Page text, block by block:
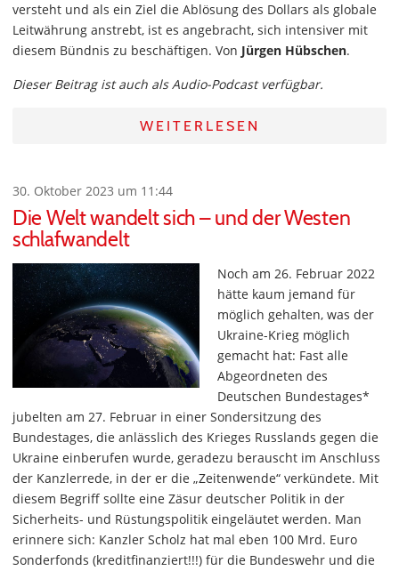
versteht und als ein Ziel die Ablösung des Dollars als globale
Leitwährung anstrebt, ist es angebracht, sich intensiver mit
diesem Bündnis zu beschäftigen. Von Jürgen Hübschen.
Dieser Beitrag ist auch als Audio-Podcast verfügbar.
WEITERLESEN
30. Oktober 2023 um 11:44
Die Welt wandelt sich – und der Westen
schlafwandelt
Noch am 26. Februar 2022
hätte kaum jemand für
möglich gehalten, was der
Ukraine-Krieg möglich
gemacht hat: Fast alle
Abgeordneten des
Deutschen Bundestages*
jubelten am 27. Februar in einer Sondersitzung des
Bundestages, die anlässlich des Krieges Russlands gegen die
Ukraine einberufen wurde, geradezu berauscht im Anschluss
der Kanzlerrede, in der er die „Zeitenwende“ verkündete. Mit
diesem Begriff sollte eine Zäsur deutscher Politik in der
Sicherheits- und Rüstungspolitik eingeläutet werden. Man
erinnere sich: Kanzler Scholz hat mal eben 100 Mrd. Euro
Sonderfonds (kreditfinanziert!!!) für die Bundeswehr und die